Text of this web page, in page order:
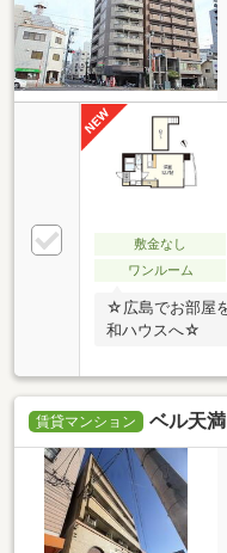
敷金なし
ワンルーム
☆広島でお部屋
和ハウスへ☆
賃貸マンション ベル天満